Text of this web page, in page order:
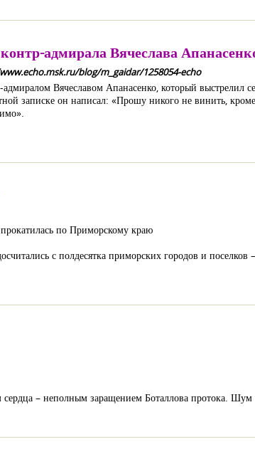
адмирала Вячеслава
blog/m_gaidar/1258054-echo
Вячеславом Апанасенко, который выстрелил
записке он написал: «Прошу никого не винить,
по Приморскому краю
с полдесятка приморских городов и
– неполным заращением Боталлова протока.